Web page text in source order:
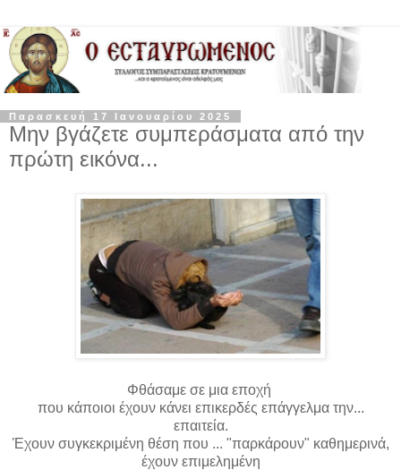
Παρασκευή 17 Ιανουαρίου 2025
Μην βγάζετε συμπεράσματα από την
πρώτη εικόνα...
Φθάσαμε σε μια εποχή
που κάποιοι έχουν κάνει επικερδές επάγγελμα την...
επαιτεία.
Έχουν συγκεκριμένη θέση που ... "παρκάρουν" καθημερινά,
έχουν επιμελημένη